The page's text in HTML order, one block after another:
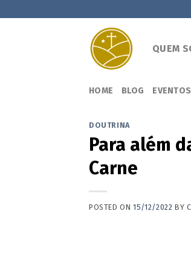
QUEM
HOME BLOG EVENTOS
DOUTRINA
Para além
Carne
POSTED ON15/12/2022 BY